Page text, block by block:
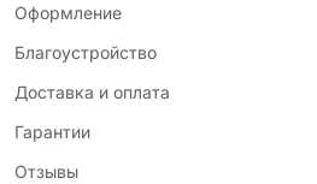
Оформление
Благоустройство
Доставка и оплата
Гарантии
Отзывы